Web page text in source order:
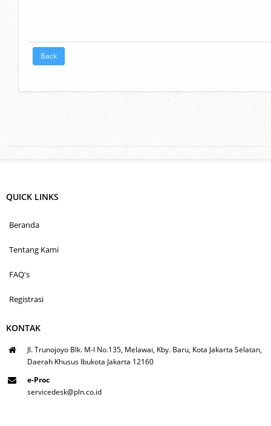
Back
QUICK LINKS
Beranda
Tentang Kami
FAQ's
Registrasi
KONTAK
Jl. Trunojoyo Blk. M-I No.135, Melawai, Kby. Baru, Kota Jakarta Selatan,
Daerah Khusus Ibukota Jakarta 12160
e-Proc
servicedesk@pln.co.id